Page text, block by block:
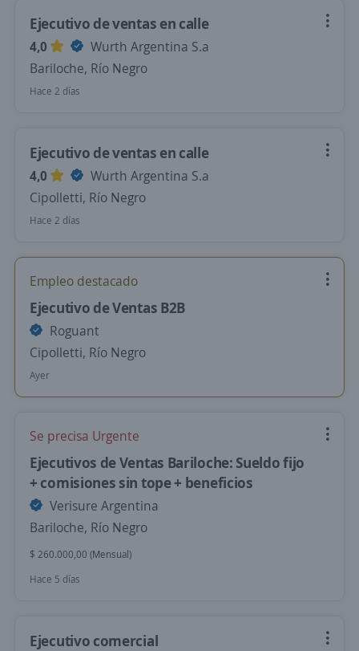
Ejecutivo de ventas en calle
4,0
Wurth Argentina S.a
Bariloche, Río Negro
Hace 2 días
Ejecutivo de ventas en calle
4,0
Wurth Argentina S.a
Cipolletti, Río Negro
Hace 2 días
Empleo destacado
Ejecutivo de Ventas B2B
Roguant
Cipolletti, Río Negro
Ayer
Se precisa Urgente
Ejecutivos de Ventas Bariloche: Sueldo fijo
+ comisiones sin tope + beneficios
Verisure Argentina
Bariloche, Río Negro
$ 260.000,00 (Mensual)
Hace 5 días
Ejecutivo comercial